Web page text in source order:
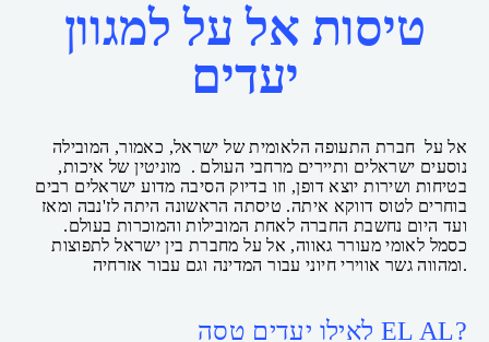
טיסות אל על למגוון
יעדים
אל על חברת התעופה הלאומית של ישראל, כאמור, המובילה
נוסעים ישראלים ותיירים מרחבי העולם . מוניטין של איכות,
בטיחות ושירות יוצא דופן, וזו בדיוק הסיבה מדוע ישראלים רבים
בוחרים לטוס דווקא איתה. טיסתה הראשונה היתה לז'נבה ומאז
ועד היום נחשבת החברה לאחת המובילות והמוכרות בעולם.
כסמל לאומי מעורר גאווה, אל על מחברת בין ישראל לתפוצות
ומהווה גשר אווירי חיוני עבור המדינה וגם עבור אזרחיה.
לאילו יעדים טסה EL AL?